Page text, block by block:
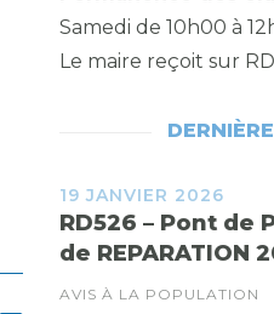
Samedi de 10h00 à
Le maire reçoit sur
19 JANVIER 2026
RD526 – Pont de
de REPARATION
AVIS À LA POPULATION